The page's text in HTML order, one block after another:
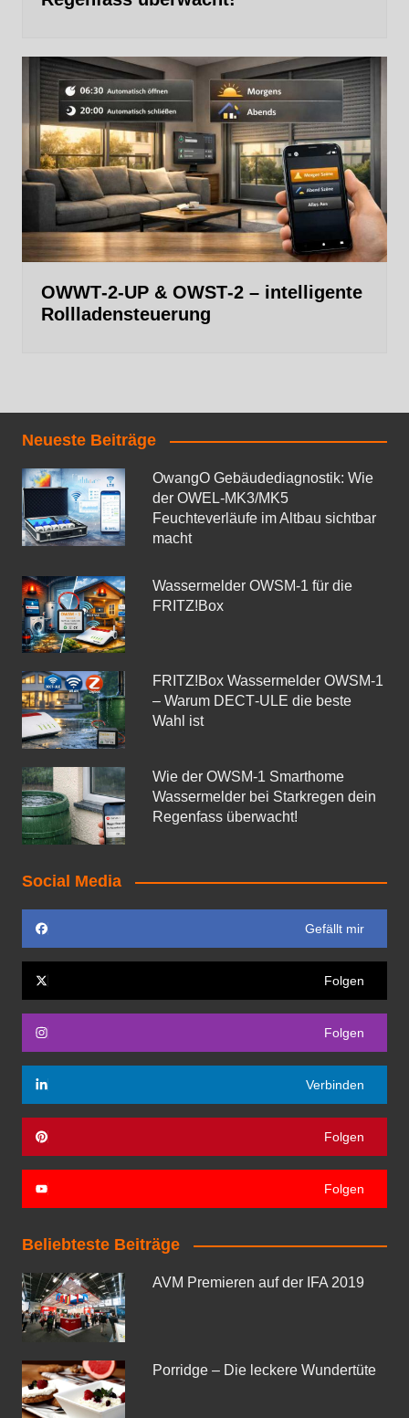
OWWT‑2‑UP & OWST‑2 – intelligente
Rollladensteuerung
Neueste Beiträge
OwangO Gebäudediagnostik: Wie
der OWEL‑MK3/MK5
Feuchteverläufe im Altbau sichtbar
macht
Wassermelder OWSM‑1 für die
FRITZ!Box
FRITZ!Box Wassermelder OWSM-1
– Warum DECT‑ULE die beste
Wahl ist
Wie der OWSM‑1 Smarthome
Wassermelder bei Starkregen dein
Regenfass überwacht!
Social Media
Gefällt mir
Folgen
Folgen
Verbinden
Folgen
Folgen
Beliebteste Beiträge
AVM Premieren auf der IFA 2019
Porridge – Die leckere Wundertüte